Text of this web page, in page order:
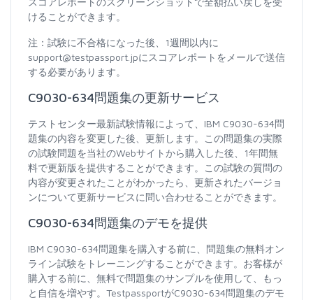
けることができます。
注：試験に不合格になった後、1週間以内に
support@testpassport.jpにスコアレポートをメールで送信
する必要があります。
C9030-634問題集の更新サービス
テストセンター最新試験情報によって、IBM C9030-634問
題集の内容を変更した後、更新します。この問題集の実際
の試験問題を当社のWebサイトから購入した後、1年間無
料で更新版を提供することができます。この試験の質問の
内容が変更されたことがわかったら、更新されたバージョ
ンについて更新サービスに問い合わせることができます。
C9030-634問題集のデモを提供
IBM C9030-634問題集を購入する前に、問題集の無料オン
ライン試験をトレーニングすることができます。お客様が
購入する前に、無料で問題集のサンプルを使用して、もっ
と自信を増やす。TestpassportがC9030-634問題集のデモ